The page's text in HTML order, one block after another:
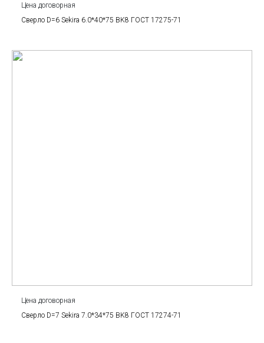
Цена договорная
Сверло D=6 Sekira 6.0*40*75 BK8 ГОСТ 17275-71
Цена договорная
Сверло D=7 Sekira 7.0*34*75 BK8 ГОСТ 17274-71